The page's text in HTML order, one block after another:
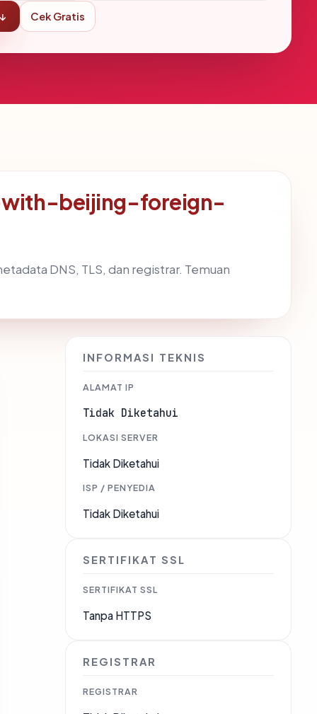
Cek Gratis
beijing-foreign-
DNS, TLS, dan registrar. Temuan
INFORMASI TEKNIS
ALAMAT IP
Tidak Diketahui
LOKASI SERVER
Tidak Diketahui
ISP / PENYEDIA
Tidak Diketahui
SERTIFIKAT SSL
SERTIFIKAT SSL
Tanpa HTTPS
REGISTRAR
REGISTRAR